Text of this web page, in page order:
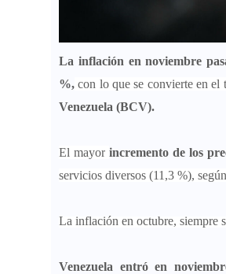
La inflación en noviembre
%, con lo que se convierte en el
Venezuela (BCV).
El mayor incremento de los
servicios diversos (11,3 %),
La inflación en octubre, siempre
Venezuela entró en